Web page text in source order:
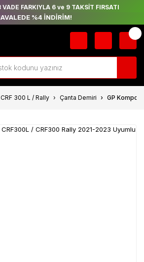
VADE FARKIYLA 6 ve 9 TAKSİT FIRSATI
%4 İNDİRİM!
CRF 300 L / Rally Çanta Demiri GP